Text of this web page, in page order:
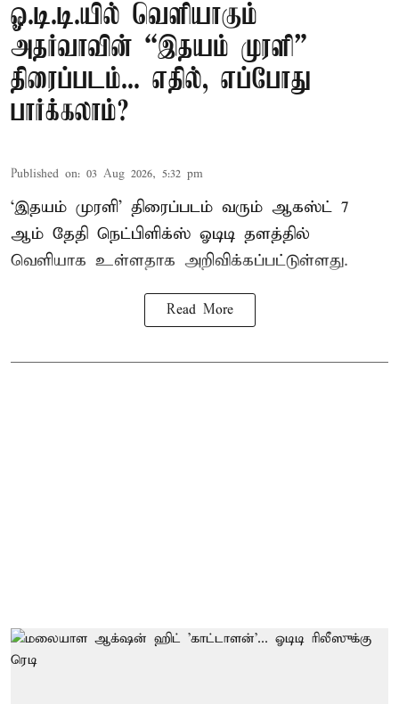
ஓ.டி.டி.யில் வெளியாகும்
அதர்வாவின் “இதயம் முரளி”
திரைப்படம்... எதில், எப்போது
பார்க்கலாம்?
Published on: 03 Aug 2026, 5:32 pm
‘இதயம் முரளி’ திரைப்படம் வரும் ஆகஸ்ட் 7
ஆம் தேதி நெட்பிளிக்ஸ் ஓடிடி தளத்தில்
வெளியாக உள்ளதாக அறிவிக்கப்பட்டுள்ளது.
Read More